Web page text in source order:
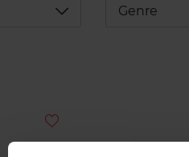
Déplier Genre